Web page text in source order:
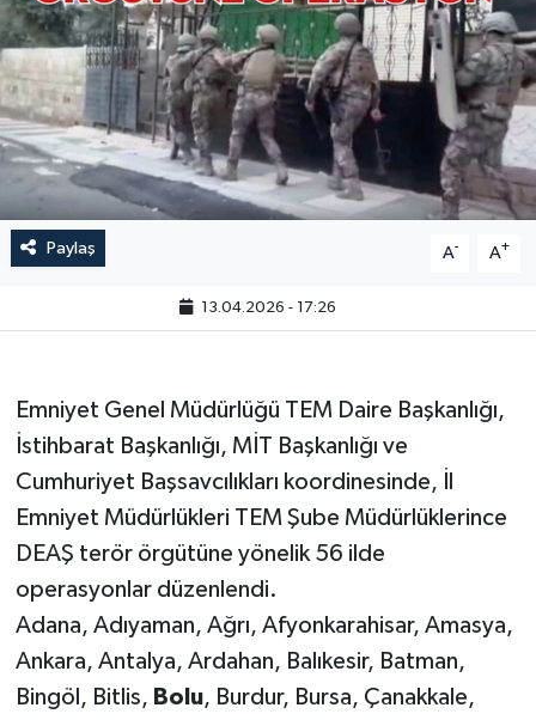
Paylaş A- A+
13.04.2026 - 17:26
Emniyet Genel Müdürlüğü TEM Daire Başkanlığı,
İstihbarat Başkanlığı, MİT Başkanlığı ve
Cumhuriyet Başsavcılıkları koordinesinde, İl
Emniyet Müdürlükleri TEM Şube Müdürlüklerince
DEAŞ terör örgütüne yönelik 56 ilde
operasyonlar düzenlendi.
Adana, Adıyaman, Ağrı, Afyonkarahisar, Amasya,
Ankara, Antalya, Ardahan, Balıkesir, Batman,
Bingöl, Bitlis, Bolu, Burdur, Bursa, Çanakkale,